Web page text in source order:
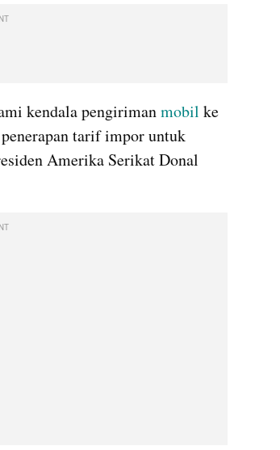
kendala pengiriman mobil
tarif impor untuk
Amerika Serikat Donal